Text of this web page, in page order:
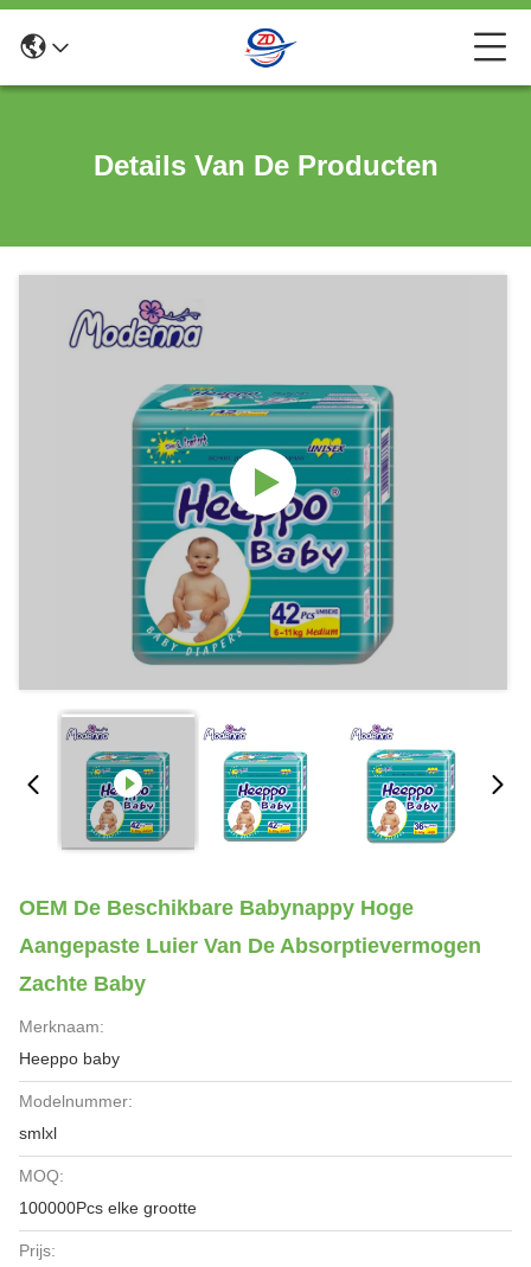
Details Van De Producten
OEM De Beschikbare Babynappy Hoge
Aangepaste Luier Van De Absorptievermogen
Zachte Baby
Merknaam:
Heeppo baby
Modelnummer:
smlxl
MOQ:
100000Pcs elke grootte
Prijs: